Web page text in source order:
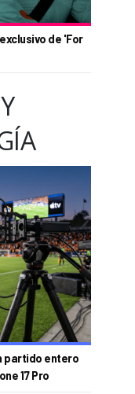
de 'For
partido entero
17 Pro